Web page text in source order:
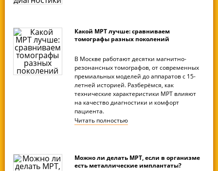
Какой МРТ лучше: сравниваем
томографы разных поколений
В Москве работают десятки магнитно-
резонансных томографов, от современных
премиальных моделей до аппаратов с 15-
летней историей. Разберёмся, как
технические характеристики МРТ влияют
на качество диагностики и комфорт
пациента.
Читать полностью
Можно ли делать МРТ, если в организме
есть металлические имплантаты?